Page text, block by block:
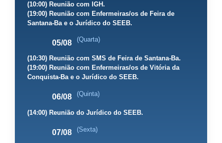
(10:00) Reunião com IGH.
(19:00) Reunião com Enfermeiras/os de Feira de
Santana-Ba e o Jurídico do SEEB.
05/08 (Quarta)
(10:30) Reunião com SMS de Feira de Santana-Ba.
(19:00) Reunião com Enfermeiras/os de Vitória da
Conquista-Ba e o Jurídico do SEEB.
06/08 (Quinta)
(14:00) Reunião do Jurídico do SEEB.
07/08 (Sexta)